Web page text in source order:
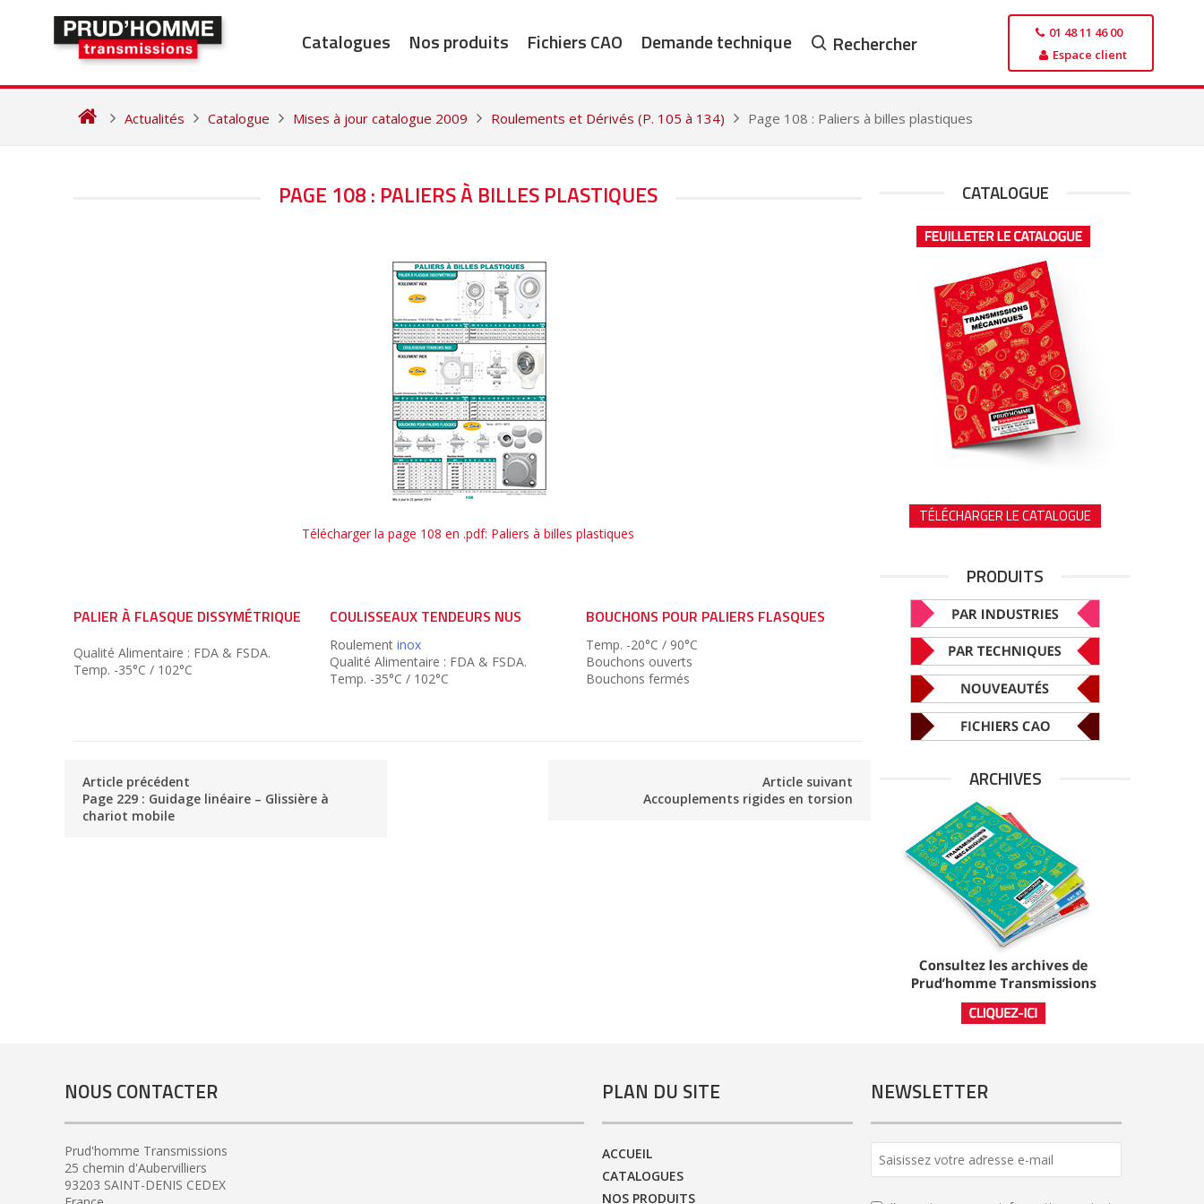
Catalogues Nos produits Fichiers CAO Demande technique Rechercher
01 48 11 46 00
Espace client
Actualités Catalogue Mises à jour catalogue 2009 Roulements et Dérivés (P. 105 à 134) Page 108 : Paliers à billes plastiques
PAGE 108 : PALIERS À BILLES PLASTIQUES
Télécharger la page 108 en .pdf: Paliers à billes plastiques
PALIER À FLASQUE DISSYMÉTRIQUE COULISSEAUX TENDEURS NUS BOUCHONS POUR PALIERS FLASQUES
Qualité Alimentaire : FDA & FSDA.
Temp. -35°C / 102°C
Roulement inox
Qualité Alimentaire : FDA & FSDA.
Temp. -35°C / 102°C
Temp. -20°C / 90°C
Bouchons ouverts
Bouchons fermés
Article précédent
Page 229 : Guidage linéaire – Glissière à
chariot mobile
Article suivant
Accouplements rigides en torsion
CATALOGUE
TÉLÉCHARGER LE CATALOGUE
PRODUITS
ARCHIVES
NOUS CONTACTER
Prud'homme Transmissions
25 chemin d'Aubervilliers
93203 SAINT-DENIS CEDEX
PLAN DU SITE
ACCUEIL
CATALOGUES
NOS PRODUITS
NEWSLETTER
Email *